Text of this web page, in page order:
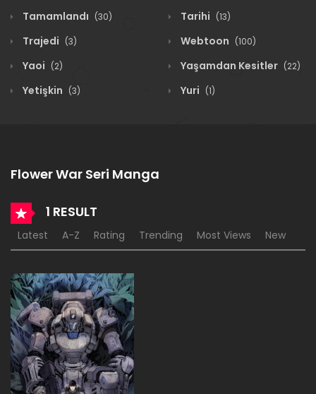
Tamamlandı (30) Tarihi (13)
Trajedi (3) Webtoon (100)
Yaoi (2) Yaşamdan Kesitler (22)
Yetişkin (3) Yuri (1)
Flower War Seri Manga
1 RESULT
Latest A-Z Rating Trending Most Views New